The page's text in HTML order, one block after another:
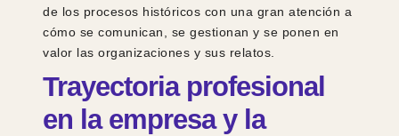
de los procesos históricos con una gran atención a
cómo se comunican, se gestionan y se ponen en
valor las organizaciones y sus relatos.
Trayectoria profesional
en la empresa y la